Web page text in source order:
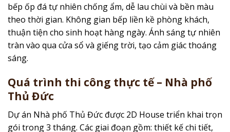
bếp ốp đá tự nhiên chống ẩm, dễ lau chùi và bền màu
theo thời gian. Không gian bếp liền kề phòng khách,
thuận tiện cho sinh hoạt hàng ngày. Ánh sáng tự nhiên
tràn vào qua cửa sổ và giếng trời, tạo cảm giác thoáng
sáng.
Quá trình thi công thực tế – Nhà phố
Thủ Đức
Dự án Nhà phố Thủ Đức được 2D House triển khai trọn
gói trong 3 tháng. Các giai đoạn gồm: thiết kế chi tiết,